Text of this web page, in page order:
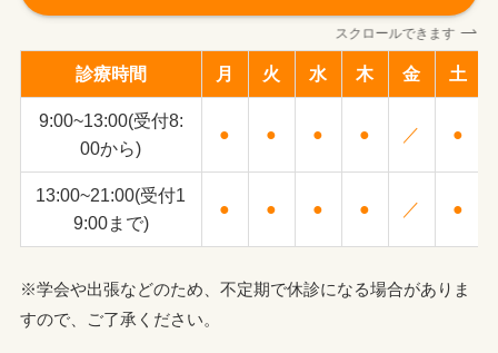
スクロールできます
診療時間 月 火 水 木 金 土
9:00~13:00(受付8:
00から)
● ● ● ● ／ ●
13:00~21:00(受付1
9:00まで)
● ● ● ● ／ ●
※学会や出張などのため、不定期で休診になる場合がありま
すので、ご了承ください。